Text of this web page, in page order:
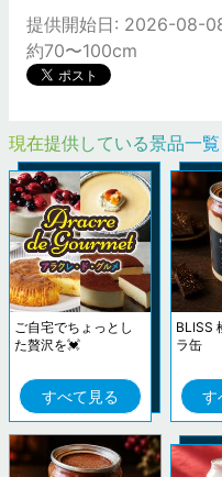
提供開始日: 2026-08-
約70〜100cm
現在提供している景品一覧
ご自宅でちょっとし
た贅沢を💓
すべて見る
BLISS
ラ缶
す